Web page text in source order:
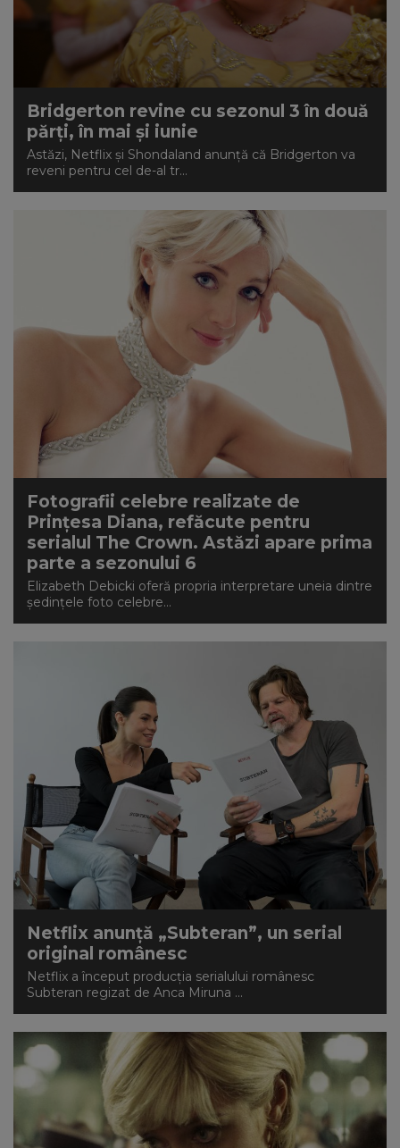
Bridgerton revine cu sezonul 3 în două
părți, în mai și iunie
Astăzi, Netflix și Shondaland anunță că Bridgerton va
reveni pentru cel de-al tr...
Fotografii celebre realizate de
Prințesa Diana, refăcute pentru
serialul The Crown. Astăzi apare prima
parte a sezonului 6
Elizabeth Debicki oferă propria interpretare uneia dintre
ședințele foto celebre...
Netflix anunță „Subteran”, un serial
original românesc
Netflix a început producția serialului românesc
Subteran regizat de Anca Miruna ...